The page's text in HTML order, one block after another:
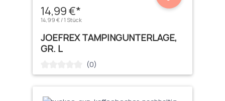
14,99 €*
14,99 € / 1 Stück
JOEFREX TAMPINGUNTERLAGE,
GR. L
Durchschnittliche Bewertung von 0 von 5 Sternen
(0)